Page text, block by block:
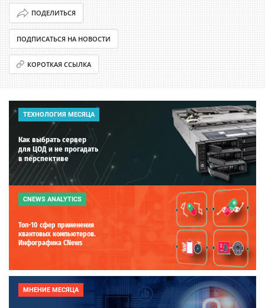
ПОДЕЛИТЬСЯ
ПОДПИСАТЬСЯ НА НОВОСТИ
КОРОТКАЯ ССЫЛКА
ТЕХНОЛОГИЯ МЕСЯЦА
Как выбрать сервер
для ЦОД и не прогадать
в перспективе
CNEWS ANALYTICS
Топ-10 сфер применения
квантовых компьютеров.
Инфографика CNews
МНЕНИЕ МЕСЯЦА